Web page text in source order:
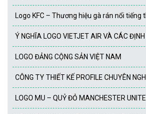
Logo KFC – Thương hiệu gà rán nổi tiếng
Ý NGHĨA LOGO VIETJET AIR VÀ CÁC
LOGO ĐẢNG CỘNG SẢN VIỆT NAM
CÔNG TY THIẾT KẾ PROFILE CHUYÊN
LOGO MU – QUỶ ĐỎ MANCHESTER